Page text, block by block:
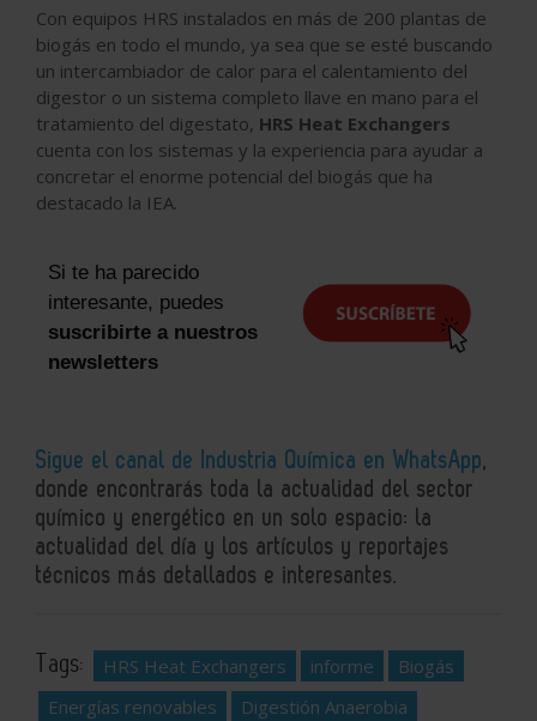
Con equipos HRS instalados en más de 200 plantas de
biogás en todo el mundo, ya sea que se esté buscando
un intercambiador de calor para el calentamiento del
digestor o un sistema completo llave en mano para el
tratamiento del digestato, HRS Heat Exchangers
cuenta con los sistemas y la experiencia para ayudar a
concretar el enorme potencial del biogás que ha
destacado la IEA.
Si te ha parecido
interesante, puedes
suscribirte a nuestros
newsletters
Sigue el canal de Industria Química en WhatsApp,
donde encontrarás toda la actualidad del sector
químico y energético en un solo espacio: la
actualidad del día y los artículos y reportajes
técnicos más detallados e interesantes.
Tags: HRS Heat Exchangers informe
Biogás
Energías renovables
Digestión Anaerobia